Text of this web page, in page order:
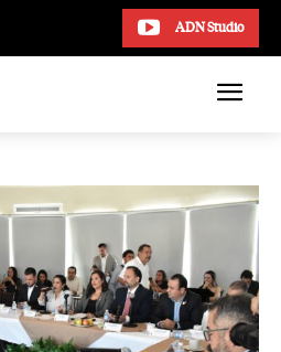
ADN Studio